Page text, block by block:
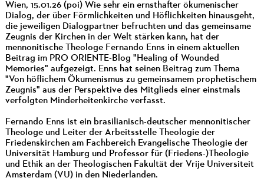
Wien, 15.01.26 (poi) Wie sehr ein ernsthafter ökumenischer
Dialog, der über Förmlichkeiten und Höflichkeiten hinausgeht,
die jeweiligen Dialogpartner befruchten und das gemeinsame
Zeugnis der Kirchen in der Welt stärken kann, hat der
mennonitische Theologe Fernando Enns in einem aktuellen
Beitrag im PRO ORIENTE-Blog "Healing of Wounded
Memories" aufgezeigt. Enns hat seinen Beitrag zum Thema
"Von höflichem Ökumenismus zu gemeinsamem prophetischem
Zeugnis" aus der Perspektive des Mitglieds einer einstmals
verfolgten Minderheitenkirche verfasst.
Fernando Enns ist ein brasilianisch-deutscher mennonitischer
Theologe und Leiter der Arbeitsstelle Theologie der
Friedenskirchen am Fachbereich Evangelische Theologie der
Universität Hamburg und Professor für (Friedens-)Theologie
und Ethik an der Theologischen Fakultät der Vrije Universiteit
Amsterdam (VU) in den Niederlanden.